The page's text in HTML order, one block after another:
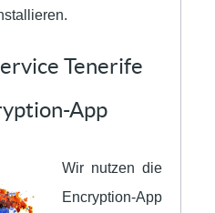
Tenerife
App
Wir nutzen die
Encryption-App